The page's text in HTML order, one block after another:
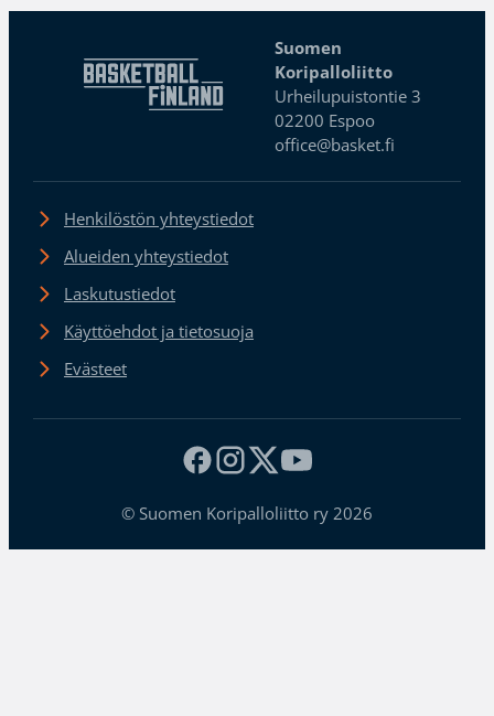
Suomen
Koripalloliitto
Urheilupuistontie 3
02200 Espoo
office@basket.fi
Henkilöstön yhteystiedot
Alueiden yhteystiedot
Laskutustiedot
Käyttöehdot ja tietosuoja
Evästeet
© Suomen Koripalloliitto ry 2026